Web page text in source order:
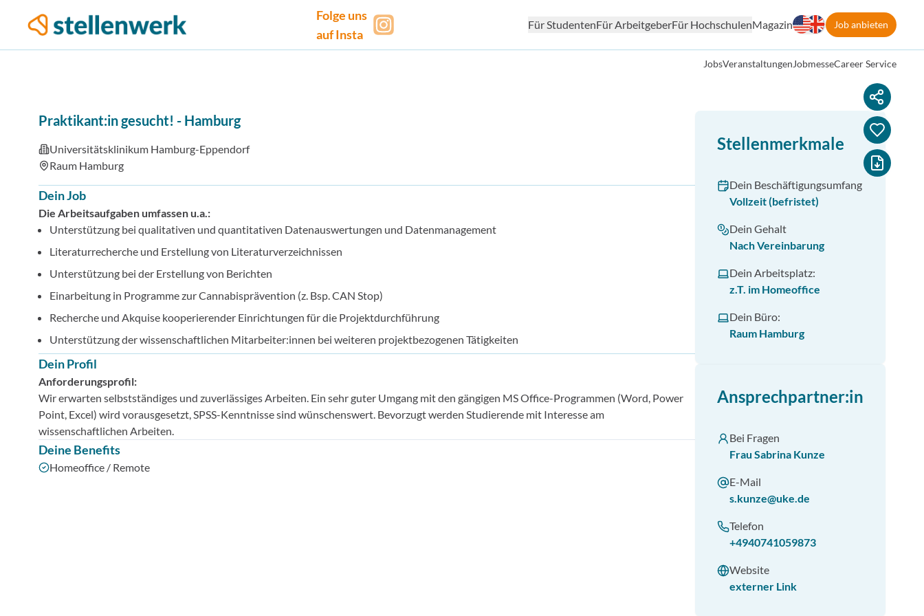
Folge uns
auf Insta
Für StudentenFür ArbeitgeberFür HochschulenMagazin Job anbieten
JobsVeranstaltungenJobmesseCareer Service
Praktikant:in gesucht! - Hamburg
Universitätsklinikum Hamburg-Eppendorf
Raum Hamburg
Dein Job
Die Arbeitsaufgaben umfassen u.a.:
Unterstützung bei qualitativen und quantitativen Datenauswertungen und Datenmanagement
Literaturrecherche und Erstellung von Literaturverzeichnissen
Unterstützung bei der Erstellung von Berichten
Einarbeitung in Programme zur Cannabisprävention (z. Bsp. CAN Stop)
Recherche und Akquise kooperierender Einrichtungen für die Projektdurchführung
Unterstützung der wissenschaftlichen Mitarbeiter:innen bei weiteren projektbezogenen Tätigkeiten
Dein Profil
Anforderungsprofil:
Wir erwarten selbstständiges und zuverlässiges Arbeiten. Ein sehr guter Umgang mit den gängigen MS Office-Programmen (Word, Power
Point, Excel) wird vorausgesetzt, SPSS-Kenntnisse sind wünschenswert. Bevorzugt werden Studierende mit Interesse am
wissenschaftlichen Arbeiten.
Deine Benefits
Homeoffice / Remote
Stellenmerkmale
Dein Beschäftigungsumfang
Vollzeit (befristet)
Dein Gehalt
Nach Vereinbarung
Dein Arbeitsplatz:
z.T. im Homeoffice
Dein Büro:
Raum Hamburg
Ansprechpartner:in
Bei Fragen
Frau Sabrina Kunze
E-Mail
s.kunze@uke.de
Telefon
+4940741059873
Website
externer Link